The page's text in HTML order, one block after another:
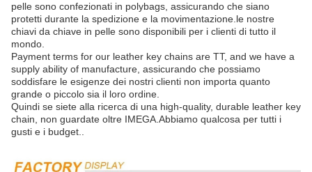
pelle sono confezionati in polybags, assicurando che siano
protetti durante la spedizione e la movimentazione.le nostre
chiavi da chiave in pelle sono disponibili per i clienti di tutto il
mondo.
Payment terms for our leather key chains are TT, and we have a
supply ability of manufacture, assicurando che possiamo
soddisfare le esigenze dei nostri clienti non importa quanto
grande o piccolo sia il loro ordine.
Quindi se siete alla ricerca di una high-quality, durable leather key
chain, non guardate oltre IMEGA.Abbiamo qualcosa per tutti i
gusti e i budget..